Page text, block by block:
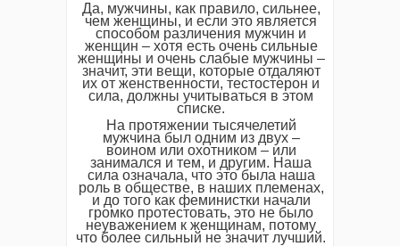
Да, мужчины, как правило, сильнее,
чем женщины, и если это является
способом различения мужчин и
женщин – хотя есть очень сильные
женщины и очень слабые мужчины –
значит, эти вещи, которые отдаляют
их от женственности, тестостерон и
сила, должны учитываться в этом
списке.
На протяжении тысячелетий
мужчина был одним из двух –
воином или охотником – или
занимался и тем, и другим. Наша
сила означала, что это была наша
роль в обществе, в наших племенах,
и до того как феминистки начали
громко протестовать, это не было
неуважением к женщинам, потому
что более сильный не значит лучший.